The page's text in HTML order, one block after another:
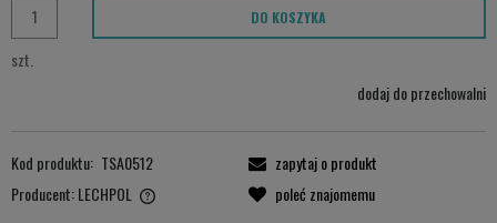
szt.
DO KOSZYKA
dodaj do przechowalni
Kod produktu: TSA0512
Producent:LECHPOL
LECHPOL ELECTRONICS LESZEK Sp.k.
zapytaj o produkt
poleć znajomemu